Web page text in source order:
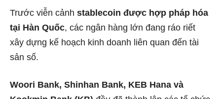
Trước viễn cảnh stablecoin được hợp pháp hóa
tại Hàn Quốc, các ngân hàng lớn đang ráo riết
xây dựng kế hoạch kinh doanh liên quan đến tài
sản số.
Woori Bank, Shinhan Bank, KEB Hana và